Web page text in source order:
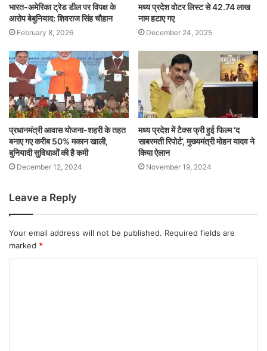
भारत-अमेरिका ट्रेड डील पर विपक्ष के
आरोप बेबुनियाद: शिवराज सिंह चौहान
February 8, 2026
मध्य प्रदेश वोटर लिस्ट से 42.74 लाख
नाम हटाए गए
December 24, 2025
प्रधानमंत्री आवास योजना-शहरी के तहत
बनाए गए करीब 50% मकान खाली,
बुनियादी सुविधाओं की है कमी
December 12, 2024
मध्य प्रदेश में टैक्स फ्री हुई फिल्म ‘द
साबरमती रिपोर्ट’, मुख्यमंत्री मोहन यादव ने
किया ऐलान
November 19, 2024
Leave a Reply
Your email address will not be published. Required fields are
marked *